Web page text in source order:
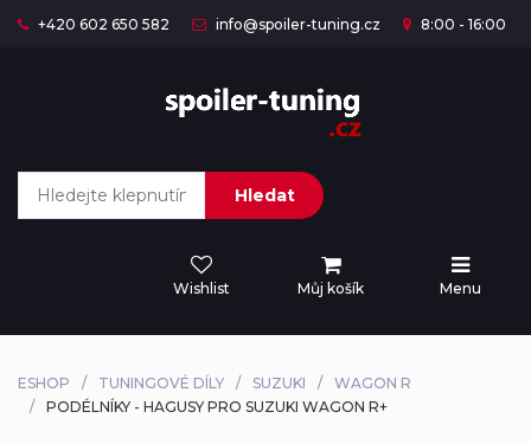
+420 602 650 582 info@spoiler-tuning.cz 8:00 - 16:00
Hledat
Wishlist Můj košík Menu
ESHOP TUNINGOVÉ DÍLY SUZUKI
WAGON R
PODÉLNÍKY - HAGUSY PRO SUZUKI WAGON R+